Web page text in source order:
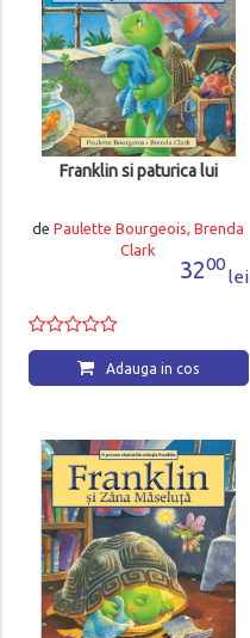
Franklin si paturica lui
dePaulette Bourgeois, Brenda
Clark
3200
lei
Adauga in cos